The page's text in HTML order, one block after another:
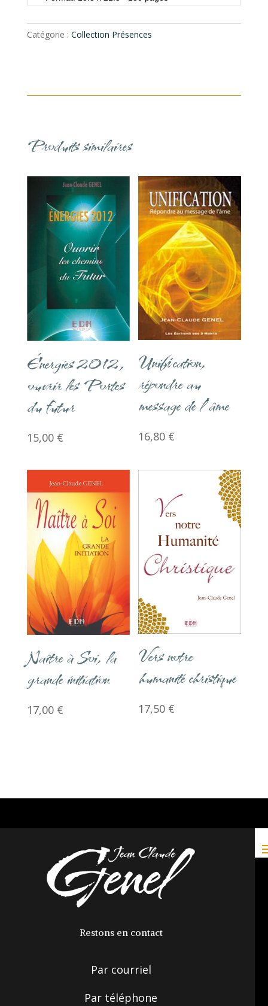
Catégorie : Collection Présences
Produits similaires
Énergies 2012,
ouvrir les Portes
du futur
15,00 €
Unification,
répondre au
message de l’âme
16,80 €
Naître à Soi, la
grande initiation
17,00 €
Vers notre
humanité christique
17,50 €
Restons en contact
Par courriel
Par téléphone